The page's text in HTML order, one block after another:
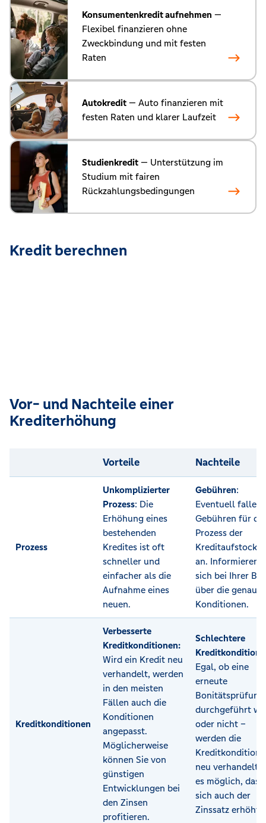
Konsumentenkredit aufnehmen —
Flexibel finanzieren ohne
Zweckbindung und mit festen
Raten
Autokredit — Auto finanzieren mit
festen Raten und klarer Laufzeit
Studienkredit — Unterstützung im
Studium mit fairen
Rückzahlungsbedingungen
Kredit berechnen
Vor- und Nachteile einer
Krediterhöhung
Vorteile Nachteile
Prozess
Unkomplizierter
Prozess: Die
Erhöhung eines
bestehenden
Kredites ist oft
schneller und
einfacher als die
Aufnahme eines
neuen.
Gebühren:
Eventuell fallen
Gebühren für
Prozess der
an. Informieren
sich bei Ihrer
über die
Konditionen.
Kreditkonditionen
Verbesserte
Kreditkonditionen:
Wird ein Kredit neu
verhandelt, werden
in den meisten
Fällen auch die
Konditionen
angepasst.
Möglicherweise
können Sie von
günstigen
Entwicklungen bei
den Zinsen
profitieren.
Schlechtere
Egal, ob eine
erneute
Bonitätsprüfung
durchgeführt
oder nicht –
werden die
neu verhandelt,
es möglich, dass
sich auch der
Zinssatz erhöht.